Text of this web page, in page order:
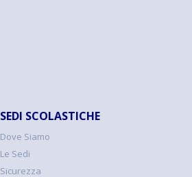
SEDI SCOLASTICHE
Dove Siamo
Le Sedi
Sicurezza